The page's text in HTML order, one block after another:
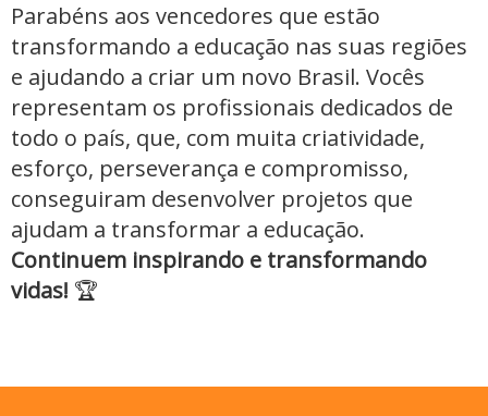
Parabéns aos vencedores que estão
transformando a educação nas suas regiões
e ajudando a criar um novo Brasil. Vocês
representam os profissionais dedicados de
todo o país, que, com muita criatividade,
esforço, perseverança e compromisso,
conseguiram desenvolver projetos que
ajudam a transformar a educação.
Continuem inspirando e transformando
vidas! 🏆